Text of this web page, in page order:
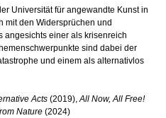
Universität für angewandte Kunst in
mit den Widersprüchen und
angesichts einer als krisenreich
sind dabei der
und einem als alternativlos
Acts (2019),All Now, All Free!
Nature (2024)